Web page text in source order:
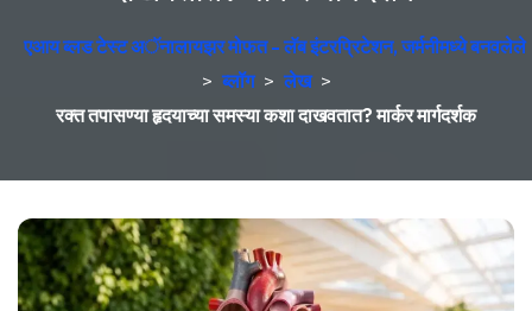
एआय ब्लड टेस्ट अॅनालायझर मोफत - लॅब इंटरप्रिटेशन, जर्मनीमध्ये बनवलेले
> ब्लॉग > लेख >
रक्त तपासण्या हृदयाच्या समस्या कशा दाखवतात? मार्कर मार्गदर्शक